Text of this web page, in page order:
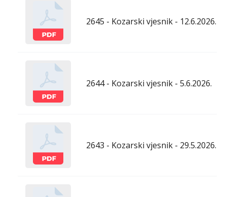
2645 - Kozarski vjesnik - 12.6.2026.
2644 - Kozarski vjesnik - 5.6.2026.
2643 - Kozarski vjesnik - 29.5.2026.